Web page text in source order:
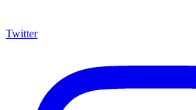
Twitter